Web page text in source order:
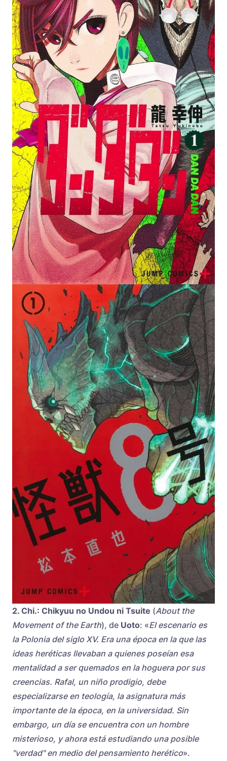
2. Chi.: Chikyuu no Undou ni Tsuite (About the
Movement of the Earth), de Uoto: «El escenario es
la Polonia del siglo XV. Era una época en la que las
ideas heréticas llevaban a quienes poseían esa
mentalidad a ser quemados en la hoguera por sus
creencias. Rafal, un niño prodigio, debe
especializarse en teología, la asignatura más
importante de la época, en la universidad. Sin
embargo, un día se encuentra con un hombre
misterioso, y ahora está estudiando una posible
"verdad" en medio del pensamiento herético».